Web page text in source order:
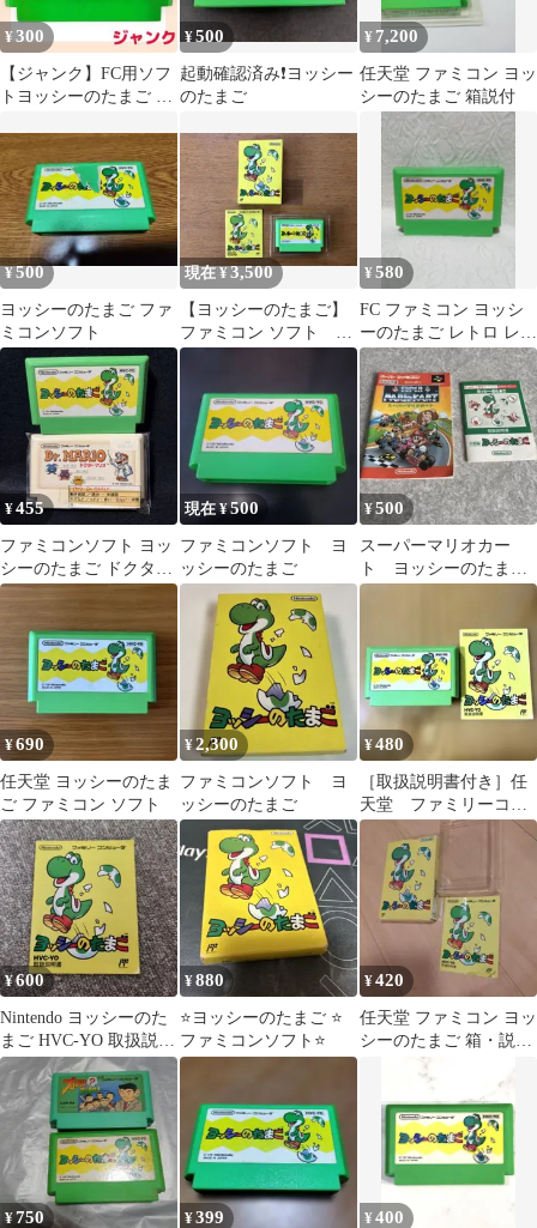
¥300
【ジャンク】FC用ソフ
トヨッシーのたまご フ
¥500
起動確認済み❗️ヨッシー
のたまご
¥ 7,200
任天堂 ファミコン ヨッ
シーのたまご 箱説付
¥500
ヨッシーのたまご ファ
ミコンソフト
現在 ¥3,500
【ヨッシーのたまご】
ファミコン ソフト ワ
ンオーナー
¥580
FC ファミコン ヨッシ
ーのたまご レトロ レト
ロゲーム ゲーム ゲーム
ソフト
¥455
ファミコンソフト ヨッ
シーのたまご ドクター
マリオ 2本セット
現在 ¥500
ファミコンソフト ヨ
ッシーのたまご
¥500
スーパーマリオカー
ト ヨッシーのたまご
取扱説明書のみ
¥690
任天堂 ヨッシーのたま
ご ファミコン ソフト
¥2,300
ファミコンソフト ヨ
ッシーのたまご
¥480
［取扱説明書付き］任
天堂 ファミリーコン
ピュータ カセット
ヨッシーのたまご
¥600
Nintendo ヨッシーのた
まご HVC-YO 取扱説明
書
¥880
⭐️ヨッシーのたまご ⭐️
ファミコンソフト⭐️
¥420
任天堂 ファミコン ヨッ
シーのたまご 箱・説明
¥750 ¥399 ¥400